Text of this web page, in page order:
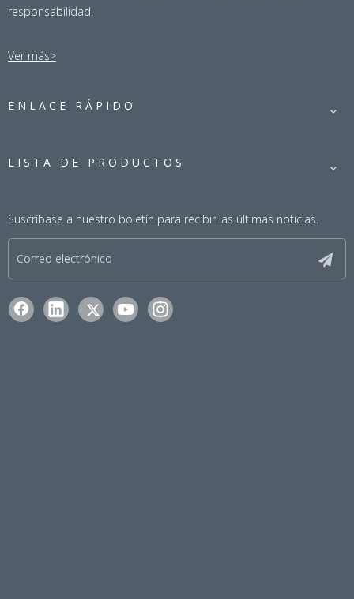
responsabilidad.
Ver más>
ENLACE RÁPIDO
LISTA DE PRODUCTOS
Suscríbase a nuestro boletín para recibir las últimas noticias.